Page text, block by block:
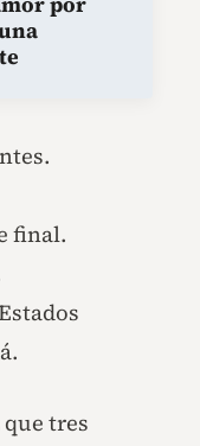
final.
tres